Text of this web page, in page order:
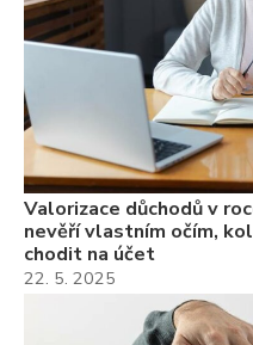
Valorizace důchodů v
nevěří vlastním očím,
chodit na účet
22. 5. 2025